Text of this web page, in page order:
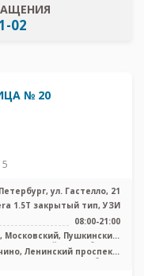
02
№ 20
ул. Гастелло, 21
1.5T закрытый тип, УЗИ
08:00-21:00
Московский, Пушкинский,
Фрунзенский, Лен. область
Ленинский проспект,
Парк Победы,